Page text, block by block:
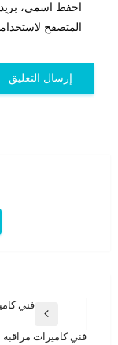
احفظ اسمي،
المتصفح
المقالات
المقالة
السابقة
فني كاميرات مراقبة